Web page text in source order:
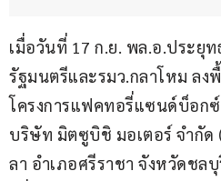
เมื่อวันที่ 17 ก.ย. พล.อ.ประยุ
รัฐมนตรีและรมว.กลาโหม ลง
โครงการแฟคทอรี่แซนด์บ็อก
บริษัท มิตซูบิชิ มอเตอร์ จำกัด
ลา อำเภอศรีราชา จังหวัดชล